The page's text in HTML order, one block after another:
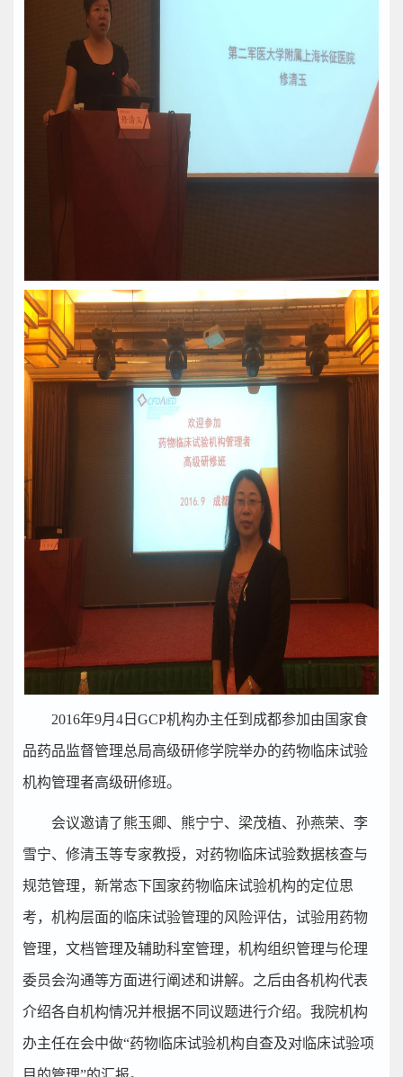
2016年9月4日GCP机构办主任到成都参加由国家食
品药品监督管理总局高级研修学院举办的药物临床试验
机构管理者高级研修班。
会议邀请了熊玉卿、熊宁宁、梁茂植、孙燕荣、李
雪宁、修清玉等专家教授，对药物临床试验数据核查与
规范管理，新常态下国家药物临床试验机构的定位思
考，机构层面的临床试验管理的风险评估，试验用药物
管理，文档管理及辅助科室管理，机构组织管理与伦理
委员会沟通等方面进行阐述和讲解。之后由各机构代表
介绍各自机构情况并根据不同议题进行介绍。我院机构
办主任在会中做“药物临床试验机构自查及对临床试验项